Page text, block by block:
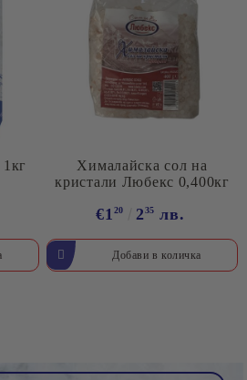
Хималайска сол на
кристали Любекс 0,400кг
€1 20 235 лв.